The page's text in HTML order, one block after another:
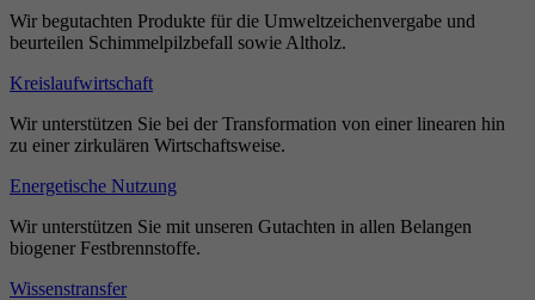
Wir begutachten Produkte für die Umweltzeichenvergabe und
beurteilen Schimmelpilzbefall sowie Altholz.
Kreislaufwirtschaft
Wir unterstützen Sie bei der Transformation von einer linearen hin
zu einer zirkulären Wirtschaftsweise.
Energetische Nutzung
Wir unterstützen Sie mit unseren Gutachten in allen Belangen
biogener Festbrennstoffe.
Wissenstransfer